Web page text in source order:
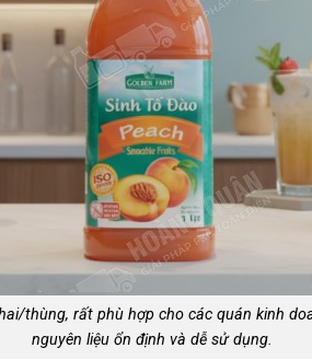
thùng, rất phù hợp cho các quán kinh
nguyên liệu ổn định và dễ sử dụng.